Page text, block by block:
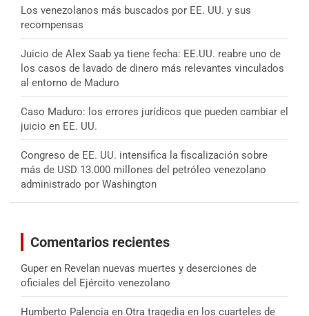
Los venezolanos más buscados por EE. UU. y sus
recompensas
Juicio de Alex Saab ya tiene fecha: EE.UU. reabre uno de
los casos de lavado de dinero más relevantes vinculados
al entorno de Maduro
Caso Maduro: los errores jurídicos que pueden cambiar el
juicio en EE. UU.
Congreso de EE. UU. intensifica la fiscalización sobre
más de USD 13.000 millones del petróleo venezolano
administrado por Washington
Comentarios recientes
Guper en Revelan nuevas muertes y deserciones de
oficiales del Ejército venezolano
Humberto Palencia en Otra tragedia en los cuarteles de